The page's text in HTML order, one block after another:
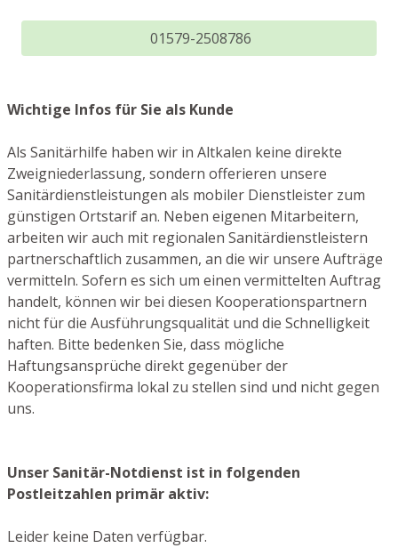
01579-2508786
Wichtige Infos für Sie als Kunde
Als Sanitärhilfe haben wir in Altkalen keine direkte
Zweigniederlassung, sondern offerieren unsere
Sanitärdienstleistungen als mobiler Dienstleister zum
günstigen Ortstarif an. Neben eigenen Mitarbeitern,
arbeiten wir auch mit regionalen Sanitärdienstleistern
partnerschaftlich zusammen, an die wir unsere Aufträge
vermitteln. Sofern es sich um einen vermittelten Auftrag
handelt, können wir bei diesen Kooperationspartnern
nicht für die Ausführungsqualität und die Schnelligkeit
haften. Bitte bedenken Sie, dass mögliche
Haftungsansprüche direkt gegenüber der
Kooperationsfirma lokal zu stellen sind und nicht gegen
uns.
Unser Sanitär-Notdienst ist in folgenden
Postleitzahlen primär aktiv:
Leider keine Daten verfügbar.